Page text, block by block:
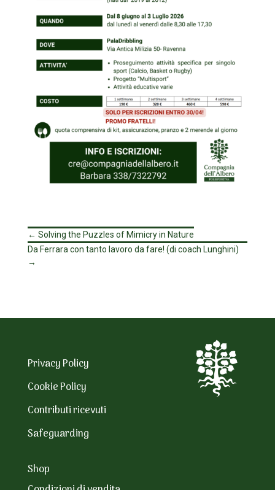
← Solving the Puzzles of Mimicry in Nature
Da Ferrara con tanto lavoro da fare! (di coach Lunghini)
→
Privacy Policy
Cookie Policy
Contributi ricevuti
Safeguarding
Shop